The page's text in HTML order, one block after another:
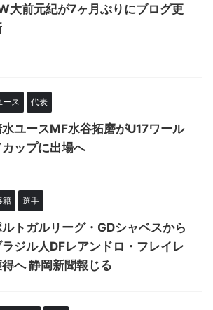
大前元紀が7ヶ月ぶりにブログ更
ース 代表
ユースMF水谷拓磨がU17ワール
カップに出場へ
籍 選手
トガルリーグ・GDシャベスから
ラジル人DFレアンドロ・フレイレ
へ 静岡新聞報じる